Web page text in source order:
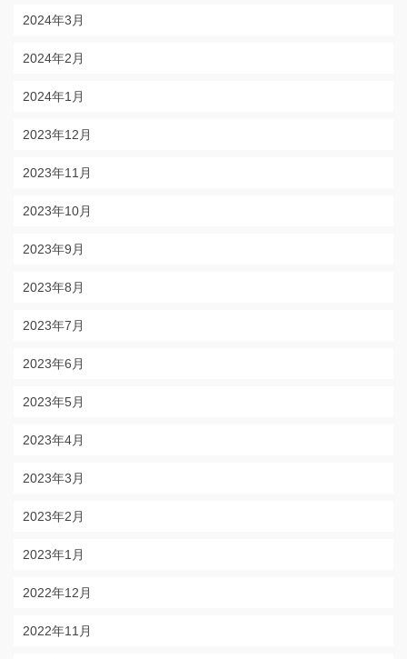
2024年3月
2024年2月
2024年1月
2023年12月
2023年11月
2023年10月
2023年9月
2023年8月
2023年7月
2023年6月
2023年5月
2023年4月
2023年3月
2023年2月
2023年1月
2022年12月
2022年11月